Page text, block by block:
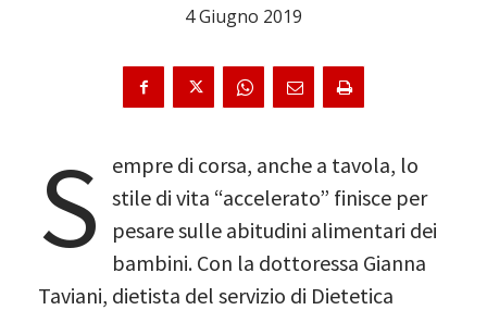
4 Giugno 2019
S
empre di corsa, anche a tavola, lo
stile di vita “accelerato” finisce per
pesare sulle abitudini alimentari dei
bambini. Con la dottoressa Gianna
Taviani, dietista del servizio di Dietetica